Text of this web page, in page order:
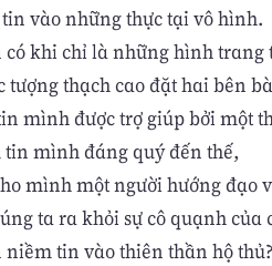
vào những thực tại vô hình.
có khi chỉ là những hình
tượng thạch cao đặt hai bên
mình được trợ giúp bởi một
mình đáng quý đến thế,
mình một người hướng đạo
ta ra khỏi sự cô quạnh
tin vào thiên thần hộ thủ?